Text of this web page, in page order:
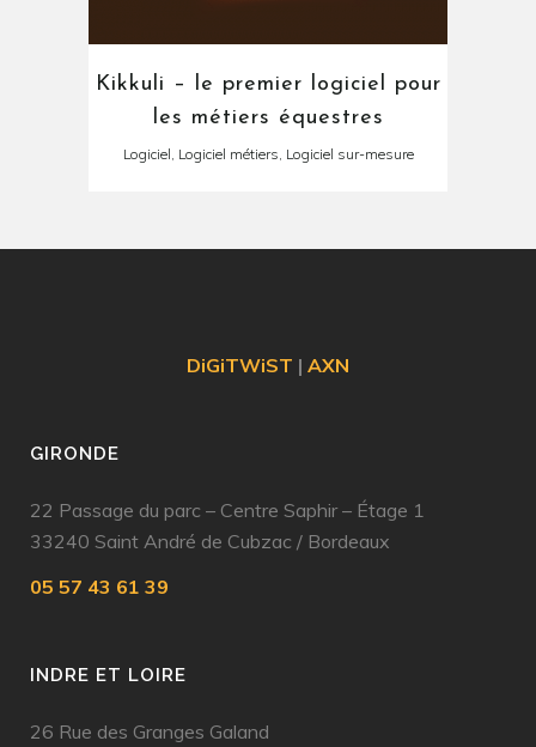
Kikkuli – le premier logiciel pour
les métiers équestres
Logiciel, Logiciel métiers, Logiciel sur-mesure
DiGiTWiST | AXN
GIRONDE
22 Passage du parc – Centre Saphir – Étage 1
33240 Saint André de Cubzac / Bordeaux
05 57 43 61 39
INDRE ET LOIRE
26 Rue des Granges Galand